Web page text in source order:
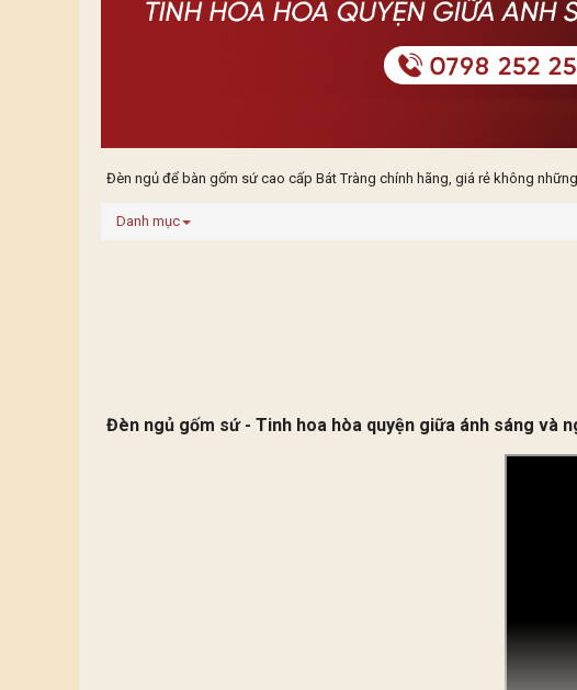
Đèn ngủ để bàn gốm sứ cao cấp Bát Tràng chính hãng, giá rẻ không
Danh mục
Đèn ngủ gốm sứ - Tinh hoa hòa quyện giữa ánh sáng và